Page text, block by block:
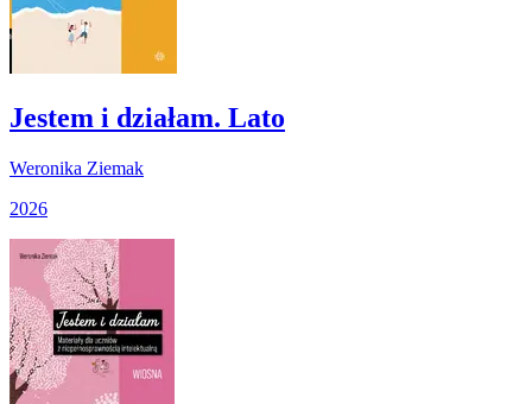
Jestem i działam. Lato
Weronika Ziemak
2026